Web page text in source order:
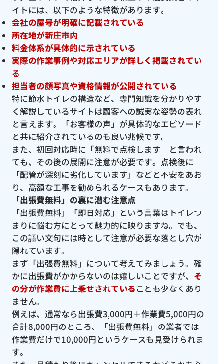
イトには、以下のような特徴があります。
会社の屋号が明確に記載されている
所在地が新庄市内
料金体系が具体的に示されている
実際の作業事例や対応エリアが詳しく掲載されてい
る
担当者の顔写真や資格情報が公開されている
特に節水トイレの構造など、専門知識を分かりやす
く解説しているサイトは顧客への誠実な姿勢の表れ
と言えます。「お客様の声」が具体的なエピソード
と共に紹介されているのも良い兆候です。
また、初回対応時に「無料で点検します」と言われ
ても、その後の展開に注意が必要です。点検後に
「配管が深刻に劣化しています」などと不安をあお
り、高額な工事を勧められるケースもあります。
「出張費無料」の裏に潜む注意点
「出張費無料」「即日対応」という言葉はトイレつ
まりに悩む方にとって魅力的に映りますね。でも、
この謳い文句には時として注意が必要な落とし穴が
隠れています。
まず「出張費無料」について考えてみましょう。確
かに出張費がかからないのは嬉しいことですが、 そ
の分が作業費に上乗せされていることも少なくあり
ません。
例えば、通常なら出張費3,000円＋作業費5,000円の
合計8,000円のところ、「出張費無料」の業者では
作業費だけで10,000円というケースも見受けられま
す。